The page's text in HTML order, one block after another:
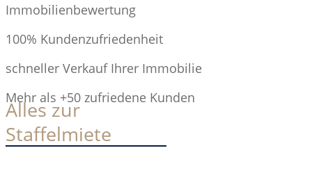
Immobilienbewertung
100% Kundenzufriedenheit
schneller Verkauf Ihrer Immobilie
Mehr als +50 zufriedene Kunden
Alles zur
Staffelmiete